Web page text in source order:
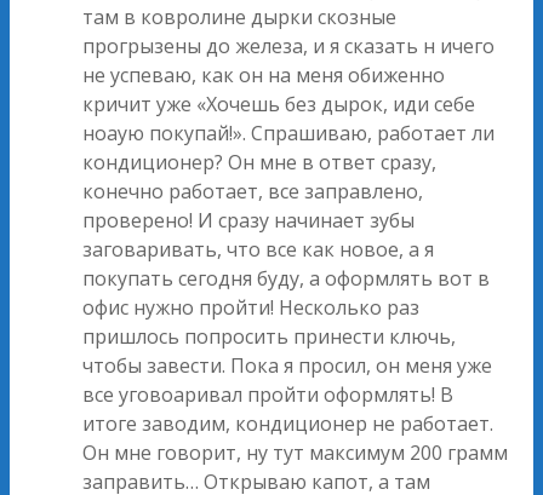
там в ковролине дырки скозные
прогрызены до железа, и я сказать н ичего
не успеваю, как он на меня обиженно
кричит уже «Хочешь без дырок, иди себе
ноаую покупай!». Спрашиваю, работает ли
кондиционер? Он мне в ответ сразу,
конечно работает, все заправлено,
проверено! И сразу начинает зубы
заговаривать, что все как новое, а я
покупать сегодня буду, а оформлять вот в
офис нужно пройти! Несколько раз
пришлось попросить принести ключь,
чтобы завести. Пока я просил, он меня уже
все уговоаривал пройти оформлять! В
итоге заводим, кондиционер не работает.
Он мне говорит, ну тут максимум 200 грамм
заправить… Открываю капот, а там